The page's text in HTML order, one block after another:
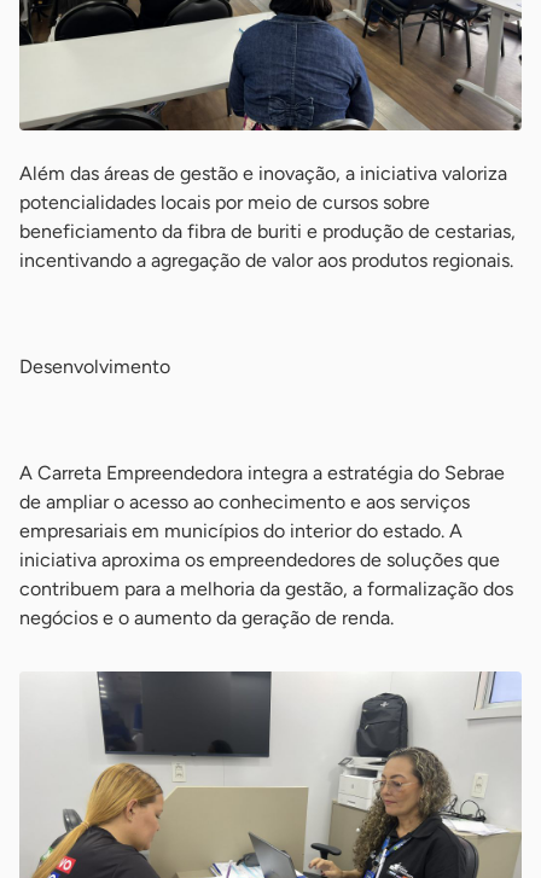
Além das áreas de gestão e inovação, a iniciativa valoriza
potencialidades locais por meio de cursos sobre
beneficiamento da fibra de buriti e produção de cestarias,
incentivando a agregação de valor aos produtos regionais.
Desenvolvimento
A Carreta Empreendedora integra a estratégia do Sebrae
de ampliar o acesso ao conhecimento e aos serviços
empresariais em municípios do interior do estado. A
iniciativa aproxima os empreendedores de soluções que
contribuem para a melhoria da gestão, a formalização dos
negócios e o aumento da geração de renda.